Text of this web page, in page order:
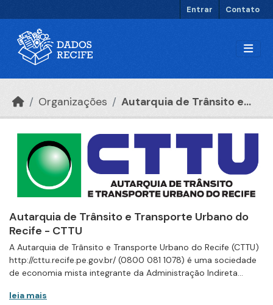
Entrar Contato
Organizações Autarquia de Trânsito e...
Autarquia de Trânsito e Transporte Urbano do
Recife - CTTU
A Autarquia de Trânsito e Transporte Urbano do Recife (CTTU)
http://cttu.recife.pe.gov.br/ (0800 081 1078) é uma sociedade
de economia mista integrante da Administração Indireta...
leia mais